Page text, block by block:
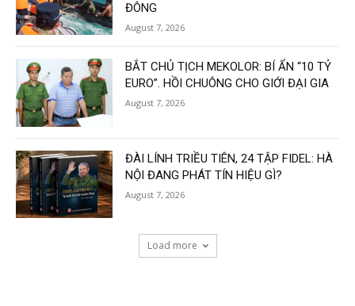
ĐÔNG
August 7, 2026
BẮT CHỦ TỊCH MEKOLOR: BÍ ẨN “10 TỶ
EURO”. HỒI CHUÔNG CHO GIỚI ĐẠI GIA
August 7, 2026
ĐÀI LÍNH TRIỀU TIÊN, 24 TẬP FIDEL: HÀ
NỘI ĐANG PHÁT TÍN HIỆU GÌ?
August 7, 2026
Load more